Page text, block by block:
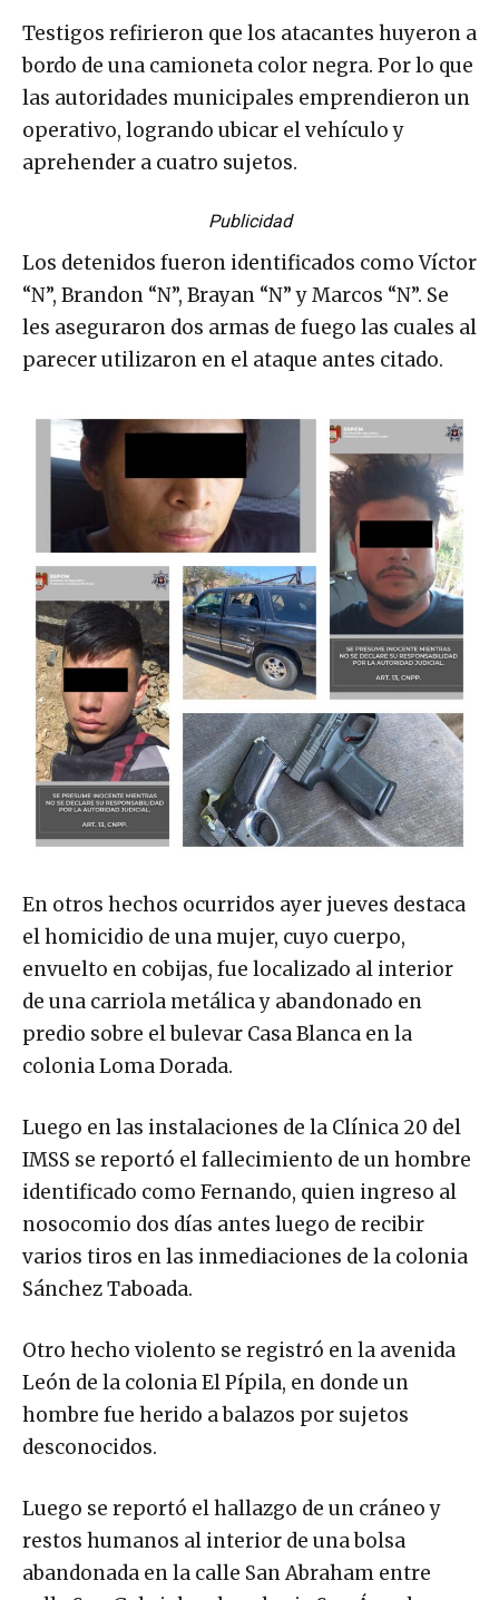
Testigos refirieron que los atacantes huyeron a
bordo de una camioneta color negra. Por lo que
las autoridades municipales emprendieron un
operativo, logrando ubicar el vehículo y
aprehender a cuatro sujetos.
Publicidad
Los detenidos fueron identificados como Víctor
“N”, Brandon “N”, Brayan “N” y Marcos “N”. Se
les aseguraron dos armas de fuego las cuales al
parecer utilizaron en el ataque antes citado.
En otros hechos ocurridos ayer jueves destaca
el homicidio de una mujer, cuyo cuerpo,
envuelto en cobijas, fue localizado al interior
de una carriola metálica y abandonado en
predio sobre el bulevar Casa Blanca en la
colonia Loma Dorada.
Luego en las instalaciones de la Clínica 20 del
IMSS se reportó el fallecimiento de un hombre
identificado como Fernando, quien ingreso al
nosocomio dos días antes luego de recibir
varios tiros en las inmediaciones de la colonia
Sánchez Taboada.
Otro hecho violento se registró en la avenida
León de la colonia El Pípila, en donde un
hombre fue herido a balazos por sujetos
desconocidos.
Luego se reportó el hallazgo de un cráneo y
restos humanos al interior de una bolsa
abandonada en la calle San Abraham entre